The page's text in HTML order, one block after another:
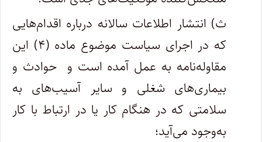
ث) انتشار اطلاعات سالانه درباره اقدام‌هایی
که در اجرای سیاست موضوع ماده (۴) این
مقاوله‌نامه به عمل آمده است و حوادث و
بیماری‌های شغلی و سایر آسیب‌های به
سلامتی که در هنگام کار یا در ارتباط با کار
به‌وجود می‌آید؛